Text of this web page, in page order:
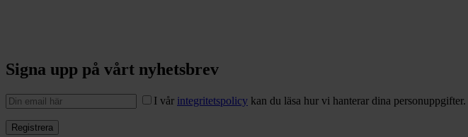
Signa upp på vårt nyhetsbrev
I vår integritetspolicy kan du läsa hur vi hanterar dina personuppgifter.